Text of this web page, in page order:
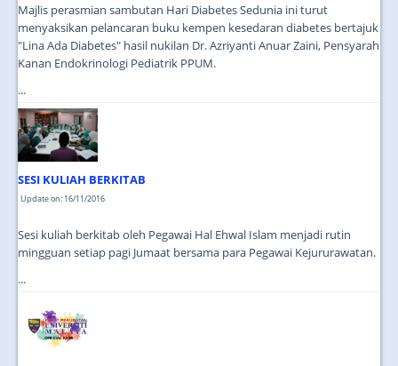
Majlis perasmian sambutan Hari Diabetes Sedunia ini turut
menyaksikan pelancaran buku kempen kesedaran diabetes bertajuk
"Lina Ada Diabetes" hasil nukilan Dr. Azriyanti Anuar Zaini, Pensyarah
Kanan Endokrinologi Pediatrik PPUM.
...
SESI KULIAH BERKITAB
Update on: 16/11/2016
Sesi kuliah berkitab oleh Pegawai Hal Ehwal Islam menjadi rutin
mingguan setiap pagi Jumaat bersama para Pegawai Kejururawatan.
...